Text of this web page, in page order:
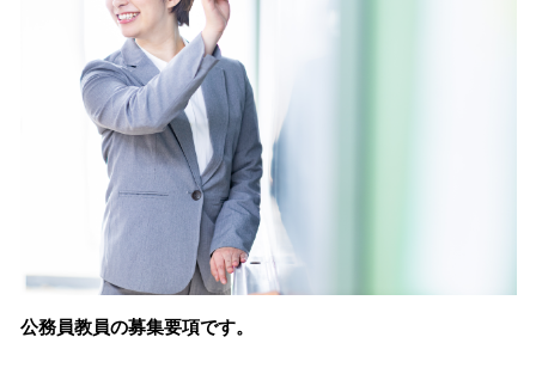
公務員教員の募集要項です。